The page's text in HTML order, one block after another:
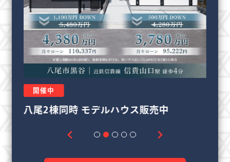
開催中
リフォーム＆リノベーション相談会